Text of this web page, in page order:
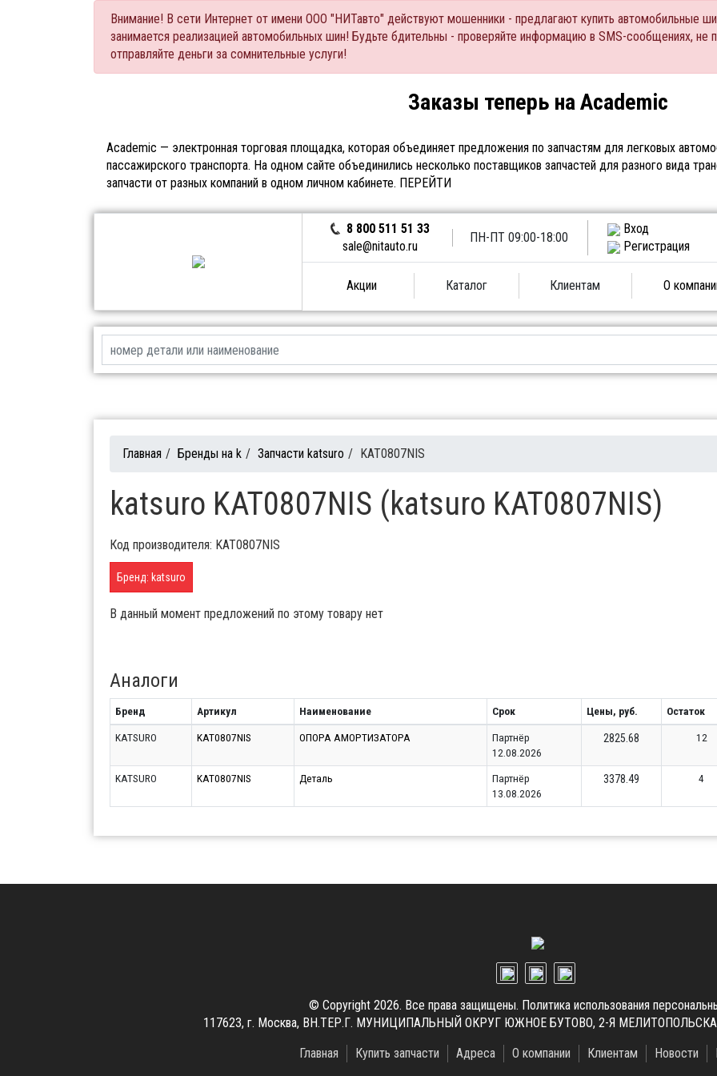
Внимание! В сети Интернет от имени ООО "НИТавто" действуют мошенники - предлагают купить автомобильные
занимается реализацией автомобильных шин! Будьте бдительны - проверяйте информацию в SMS-сообщениях,
отправляйте деньги за сомнительные услуги!
Заказы теперь на Academic
Academic — электронная торговая площадка, которая объединяет предложения по запчастям для легковых
пассажирского транспорта. На одном сайте объединились несколько поставщиков запчастей для разного вида
запчасти от разных компаний в одном личном кабинете. ПЕРЕЙТИ
8 800 511 51 33
sale@nitauto.ru
ПН-ПТ 09:00-18:00
Вход
Регистрация
Акции Каталог Клиентам О
Главная / Бренды на k / Запчасти katsuro / KAT0807NIS
katsuro KAT0807NIS (katsuro KAT0807NIS)
Код производителя: KAT0807NIS
Бренд: katsuro
В данный момент предложений по этому товару нет
Аналоги
Бренд Артикул Наименование Срок Цены, руб. Остаток
KATSURO KAT0807NIS ОПОРА АМОРТИЗАТОРА
Партнёр
12.08.2026
2825.68 12
KATSURO KAT0807NIS Деталь
Партнёр
13.08.2026
3378.49 4
© Copyright 2026. Все права защищены. Политика использования
117623, г. Москва, ВН.ТЕР.Г. МУНИЦИПАЛЬНЫЙ ОКРУГ ЮЖНОЕ БУТОВО, 2-Я
Главная
Купить запчасти Адреса О компании Клиентам Новости